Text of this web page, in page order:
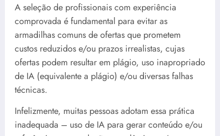
A seleção de profissionais com experiência
comprovada é fundamental para evitar as
armadilhas comuns de ofertas que prometem
custos reduzidos e/ou prazos irrealistas, cujas
ofertas podem resultar em plágio, uso inapropriado
de IA (equivalente a plágio) e/ou diversas falhas
técnicas.
Infelizmente, muitas pessoas adotam essa prática
inadequada – uso de IA para gerar conteúdo e/ou